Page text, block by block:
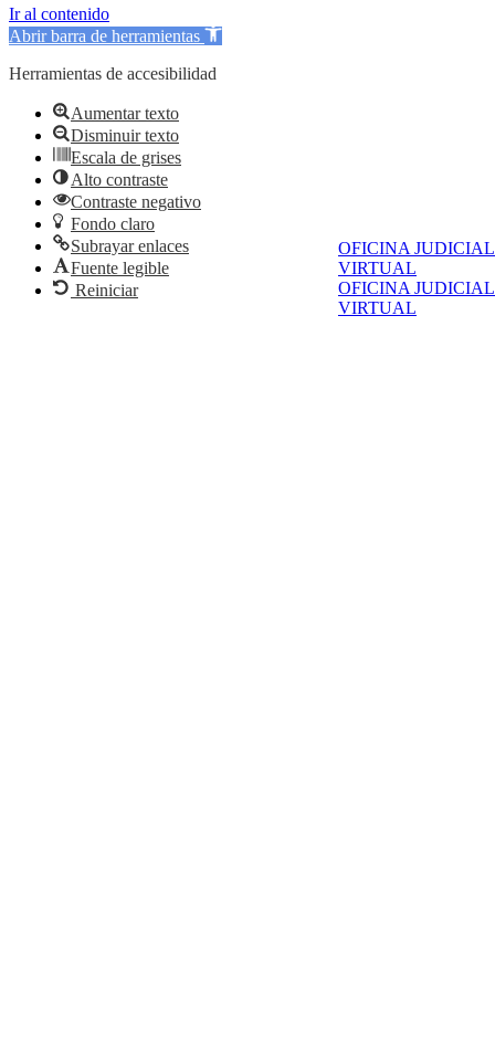
OFICINA JUDICIAL
VIRTUAL
OFICINA JUDICIAL
VIRTUAL
Ir al contenido
Abrir barra de herramientas
Herramientas de accesibilidad
Aumentar texto
Disminuir texto
Escala de grises
Alto contraste
Contraste negativo
Fondo claro
Subrayar enlaces
Fuente legible
Reiniciar